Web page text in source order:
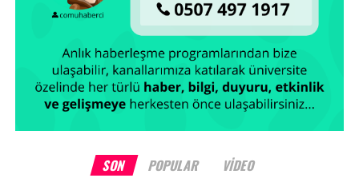
SON POPULAR VIDEO